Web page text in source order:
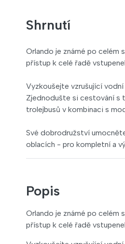
Shrnutí
Orlando je známé po celém
přístup k celé řadě
Vyzkoušejte vzrušující vodní
Zjednodušte si cestování s
trolejbusů v kombinaci s
Své dobrodružství
oblacích - pro kompletní a
Popis
Orlando je známé po celém
přístup k celé řadě